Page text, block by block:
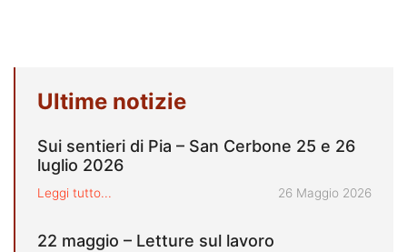
Ultime notizie
Sui sentieri di Pia – San Cerbone 25 e 26
luglio 2026
Leggi tutto... Pubblicato il
26 Maggio 2026
22 maggio – Letture sul lavoro